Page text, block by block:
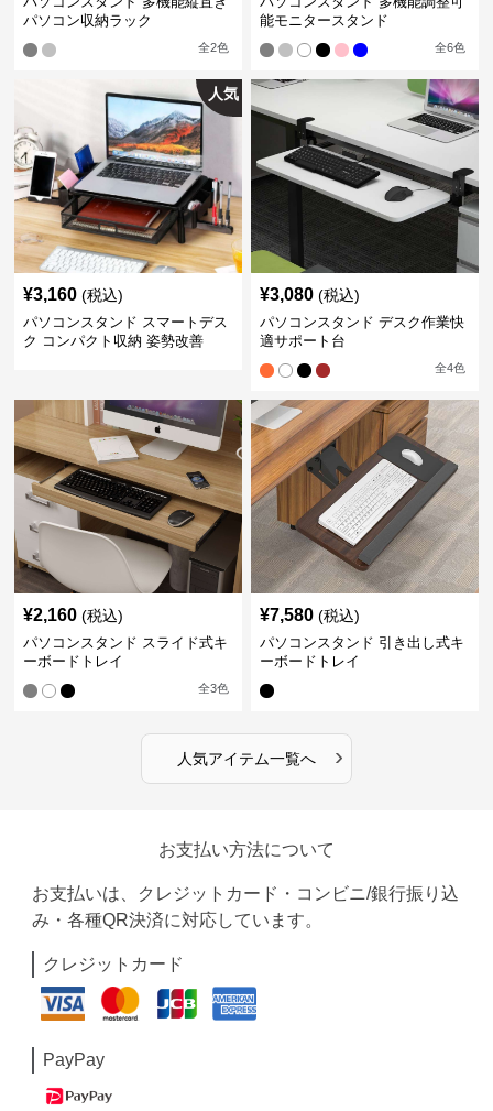
パソコン収納ラック
全2色
能モニタースタンド
全6色
人気
¥3,160 (税込)
パソコンスタンド スマートデス
ク コンパクト収納 姿勢改善
¥3,080 (税込)
パソコンスタンド デスク作業快
適サポート台
全4色
¥2,160 (税込)
パソコンスタンド スライド式キ
ーボードトレイ
全3色
¥7,580 (税込)
パソコンスタンド 引き出し式キ
ーボードトレイ
人気アイテム一覧へ ›
お支払い方法について
お支払いは、クレジットカード・コンビニ/銀行振り込
み・各種QR決済に対応しています。
クレジットカード
PayPay